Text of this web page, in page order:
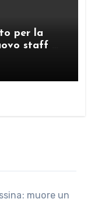
per la
staff e
muore un